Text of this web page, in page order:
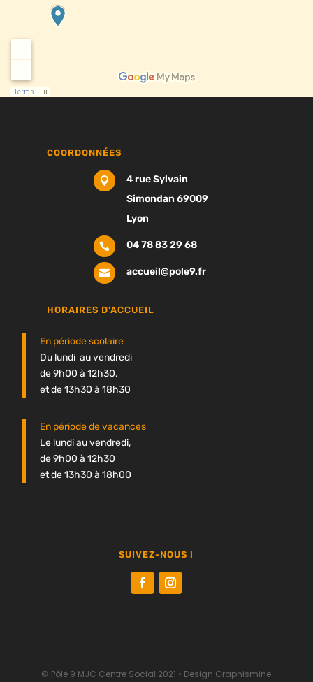
COORDONNÉES

4 rue Sylvain
Simondan 69009
Lyon
 04 78 83 29 68
 accueil@pole9.fr
HORAIRES D'ACCUEIL
En période scolaire
Du lundi au vendredi
de 9h00 à 12h30,
et de 13h30 à 18h30
En période de vacances
Le lundi au vendredi,
de 9h00 à 12h30
et de 13h30 à 18h00
SUIVEZ-NOUS !
© Pôle 9 MJC Centre Social 2021 • Design Graphismine